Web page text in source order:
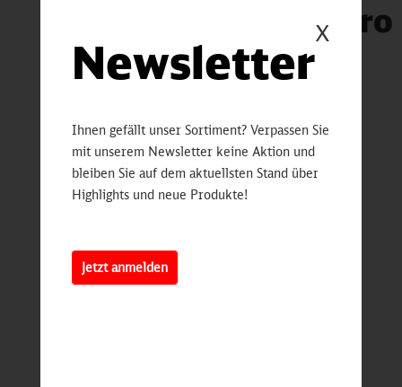
iPhone 12/12 pro
X
Newsletter
Ihnen gefällt unser Sortiment? Verpassen Sie
mit unserem Newsletter keine Aktion und
bleiben Sie auf dem aktuellsten Stand über
Highlights und neue Produkte!
Jetzt anmelden